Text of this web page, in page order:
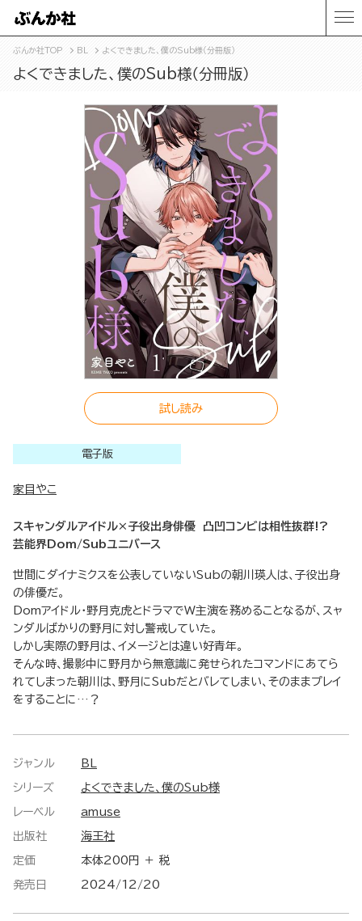
ぶんか社TOP BL よくできました、僕のSub様（分冊版）
よくできました、僕のSub様（分冊版）
試し読み
電子版
家目やこ
スキャンダルアイドル×子役出身俳優 凸凹コンビは相性抜群!?
芸能界Dom/Subユニバース
世間にダイナミクスを公表していないSubの朝川瑛人は、子役出身
の俳優だ。
Domアイドル・野月克虎とドラマでW主演を務めることなるが、スャ
ンダルばかりの野月に対し警戒していた。
しかし実際の野月は、イメージとは違い好青年。
そんな時、撮影中に野月から無意識に発せられたコマンドにあてら
れてしまった朝川は、野月にSubだとバレてしまい、そのままプレイ
をすることに…？
ジャンル BL
シリーズ よくできました、僕のSub様
レーベル amuse
出版社 海王社
定価 本体200円 ＋ 税
発売日 2024/12/20